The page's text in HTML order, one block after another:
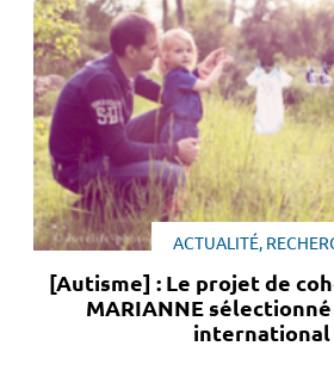
ACTUALITÉ,
[Autisme] : Le projet de
MARIANNE
international